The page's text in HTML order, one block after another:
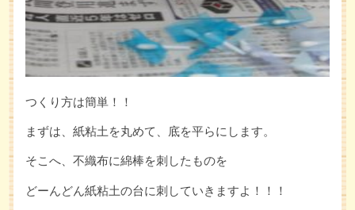
つくり方は簡単！！
まずは、紙粘土を丸めて、底を平らにします。
そこへ、不織布に綿棒を刺したものを
どーんどん紙粘土の台に刺していきますよ！！！